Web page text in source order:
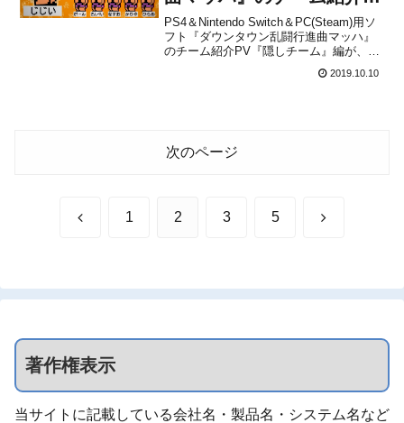
PV『隠しチーム』編が公
開！
PS4＆Nintendo Switch＆PC(Steam)用ソ
フト『ダウンタウン乱闘行進曲マッハ』
のチーム紹介PV『隠しチーム』編が、ア
ークシステムワークスから公開されまし
た。下記から動画をチェックすることが
2019.10.10
次のページ
前 1 2 3 5 次
著作権表示
当サイトに記載している会社名・製品名・システム名など